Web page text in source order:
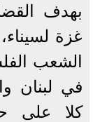
بهدف
غزة
الشعب
في لبنان
كلا على